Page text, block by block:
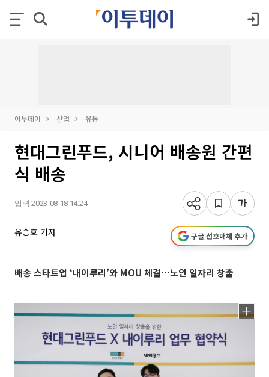
이투데이 산업 유통
현대그린푸드, 시니어 배송원 간편
식 배송
입력 2023-08-18 14:24
유승호 기자 구글 선호매체 추가
배송 스타트업 ‘내이루리’와 MOU 체결…노인 일자리 창출